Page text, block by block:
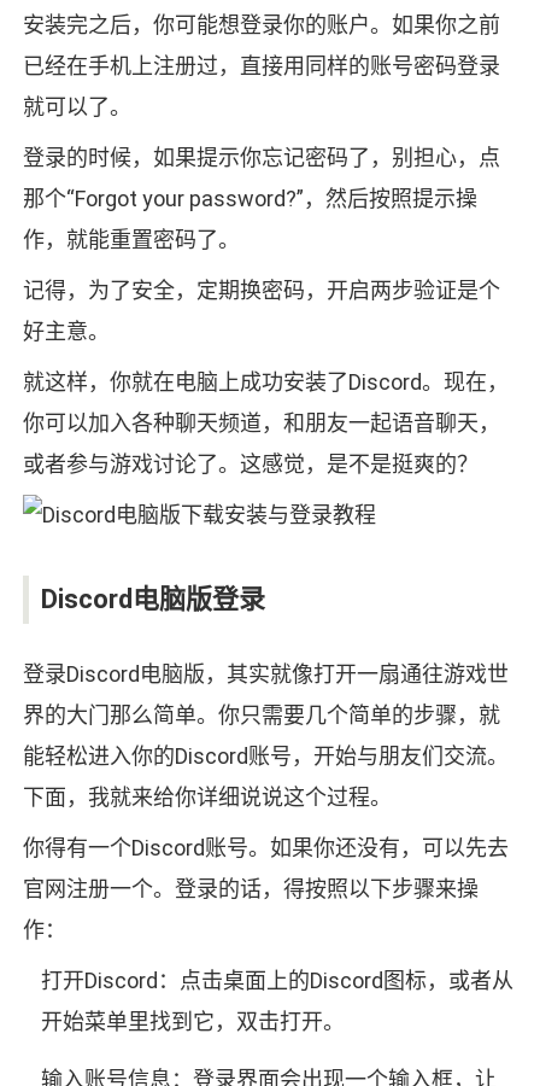
安装完之后，你可能想登录你的账户。如果你之前
已经在手机上注册过，直接用同样的账号密码登录
就可以了。
登录的时候，如果提示你忘记密码了，别担心，点
那个“Forgot your password?”，然后按照提示操
作，就能重置密码了。
记得，为了安全，定期换密码，开启两步验证是个
好主意。
就这样，你就在电脑上成功安装了Discord。现在，
你可以加入各种聊天频道，和朋友一起语音聊天，
或者参与游戏讨论了。这感觉，是不是挺爽的？
Discord电脑版登录
登录Discord电脑版，其实就像打开一扇通往游戏世
界的大门那么简单。你只需要几个简单的步骤，就
能轻松进入你的Discord账号，开始与朋友们交流。
下面，我就来给你详细说说这个过程。
你得有一个Discord账号。如果你还没有，可以先去
官网注册一个。登录的话，得按照以下步骤来操
作：
打开Discord：点击桌面上的Discord图标，或者从
开始菜单里找到它，双击打开。
输入账号信息：登录界面会出现一个输入框，让